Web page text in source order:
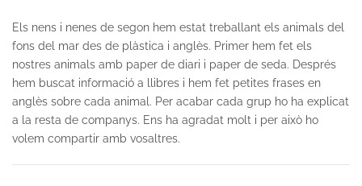
Els nens i nenes de segon hem estat treballant els animals del
fons del mar des de plàstica i anglès. Primer hem fet els
nostres animals amb paper de diari i paper de seda. Després
hem buscat informació a llibres i hem fet petites frases en
anglès sobre cada animal. Per acabar cada grup ho ha explicat
a la resta de companys. Ens ha agradat molt i per això ho
volem compartir amb vosaltres.